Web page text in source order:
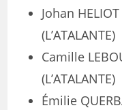
Johan
(L’ATALANTE)
Camille
(L’ATALANTE)
Émilie